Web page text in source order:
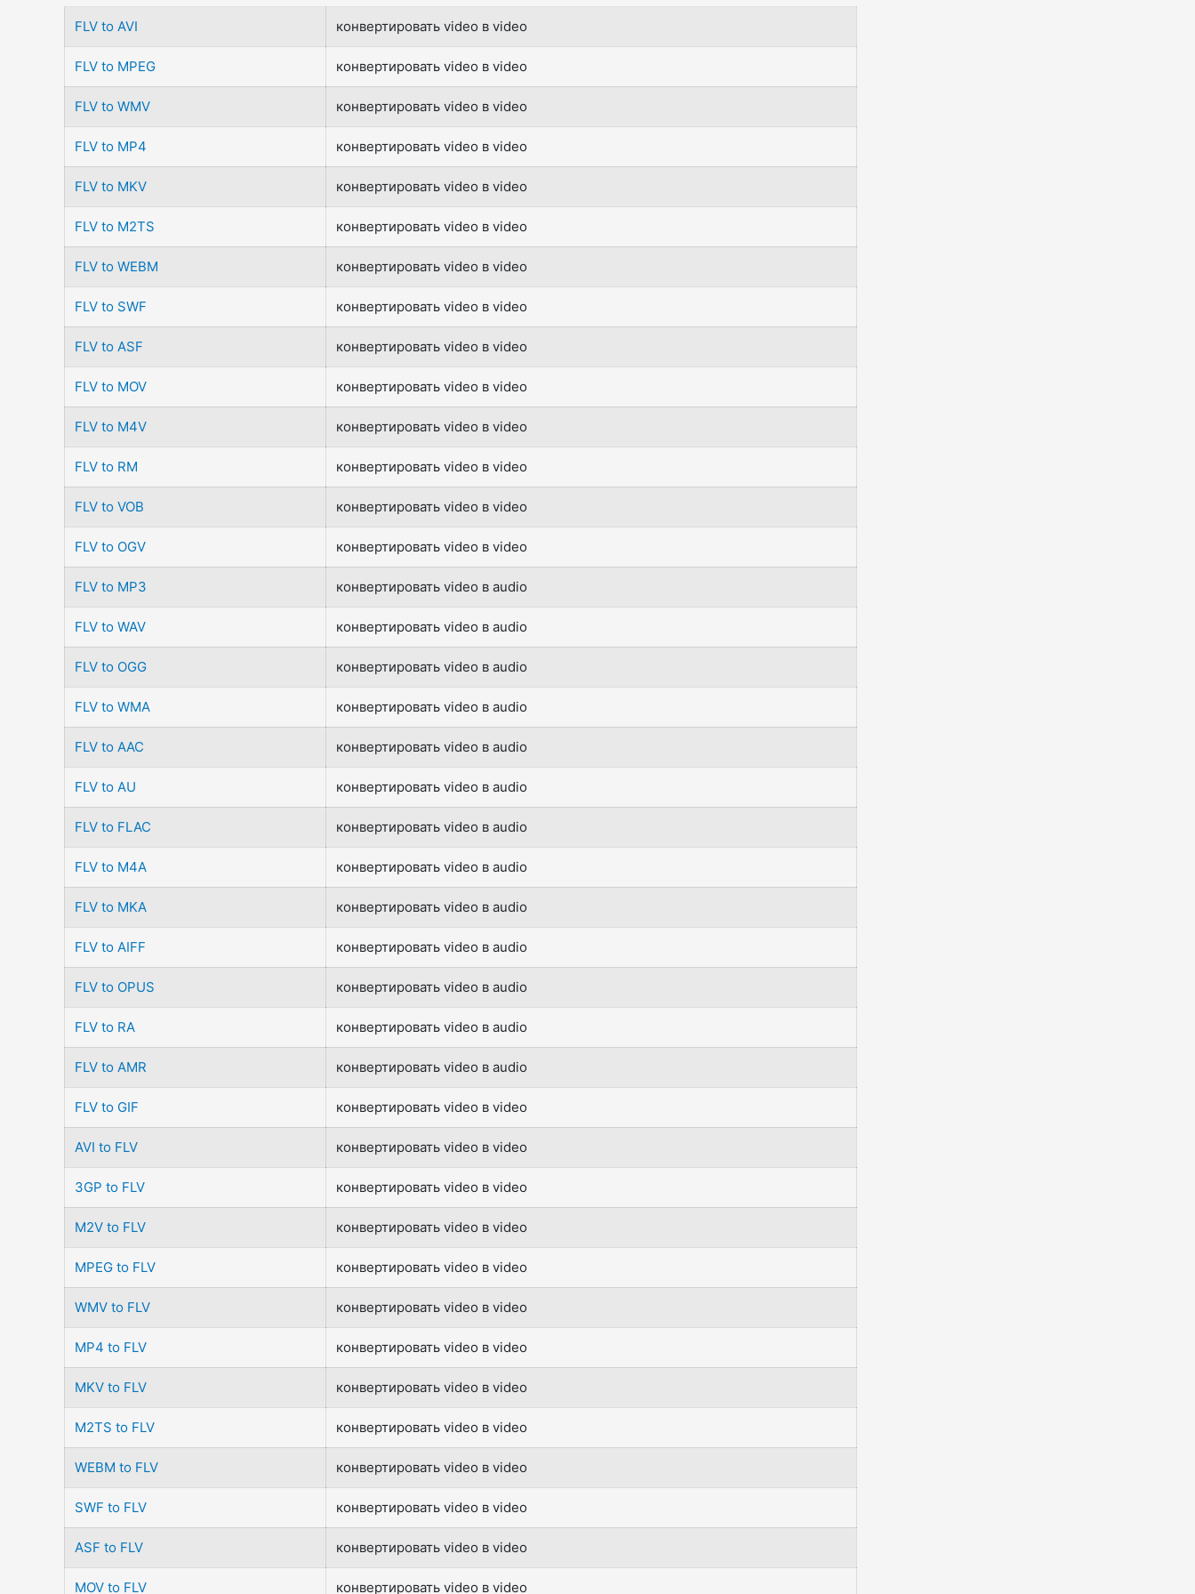
FLV to AVI конвертировать video в video
FLV to MPEG конвертировать video в video
FLV to WMV конвертировать video в video
FLV to MP4 конвертировать video в video
FLV to MKV конвертировать video в video
FLV to M2TS конвертировать video в video
FLV to WEBM конвертировать video в video
FLV to SWF конвертировать video в video
FLV to ASF конвертировать video в video
FLV to MOV конвертировать video в video
FLV to M4V конвертировать video в video
FLV to RM конвертировать video в video
FLV to VOB конвертировать video в video
FLV to OGV конвертировать video в video
FLV to MP3 конвертировать video в audio
FLV to WAV конвертировать video в audio
FLV to OGG конвертировать video в audio
FLV to WMA конвертировать video в audio
FLV to AAC конвертировать video в audio
FLV to AU конвертировать video в audio
FLV to FLAC конвертировать video в audio
FLV to M4A конвертировать video в audio
FLV to MKA конвертировать video в audio
FLV to AIFF конвертировать video в audio
FLV to OPUS конвертировать video в audio
FLV to RA конвертировать video в audio
FLV to AMR конвертировать video в audio
FLV to GIF конвертировать video в video
AVI to FLV конвертировать video в video
3GP to FLV конвертировать video в video
M2V to FLV конвертировать video в video
MPEG to FLV конвертировать video в video
WMV to FLV конвертировать video в video
MP4 to FLV конвертировать video в video
MKV to FLV конвертировать video в video
M2TS to FLV конвертировать video в video
WEBM to FLV конвертировать video в video
SWF to FLV конвертировать video в video
ASF to FLV конвертировать video в video
MOV to FLV конвертировать video в video